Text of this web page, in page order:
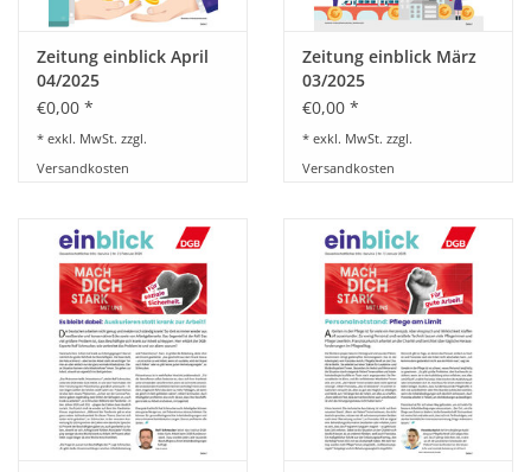
ARBEITSZEIT
Zeitung einblick April
04/2025
€0,00 *
* exkl. MwSt. zzgl.
Versandkosten
Zeitung einblick März
03/2025
€0,00 *
* exkl. MwSt. zzgl.
Versandkosten